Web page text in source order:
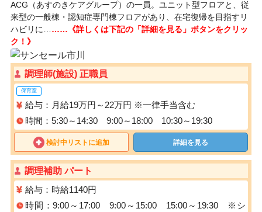
ACG（あすのきケアグループ）の一員。ユニット型フロアと、従
来型の一般棟・認知症専門棟フロアがあり、在宅復帰を目指すリ
ハビリに… ……《詳しくは下記の「詳細を見る」ボタンをクリッ
ク！》
調理師(施設) 正職員
保育室
給与：月給19万円～22万円 ※一律手当含む
時間：5:30～14:30 9:00～18:00 10:30～19:30
検討中リストに追加 詳細を見る
調理補助 パート
給与：時給1140円
時間：9:00～17:00 9:00～15:00 15:00～19:30 ※シ